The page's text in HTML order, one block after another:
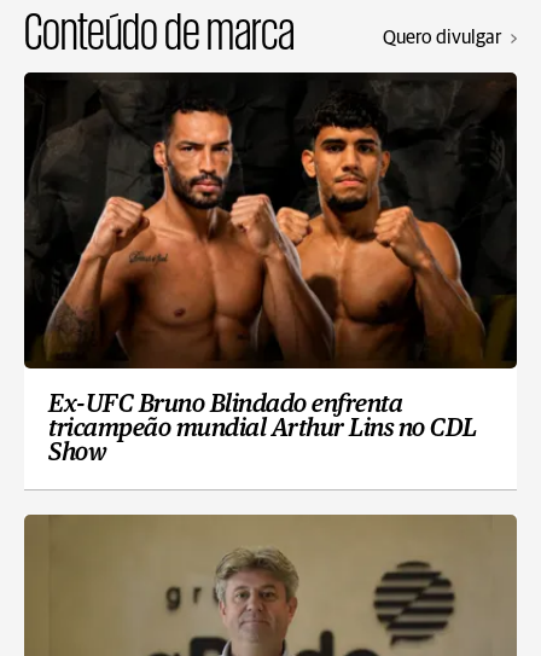
Conteúdo de marca Quero divulgar
Ex-UFC Bruno Blindado enfrenta
tricampeão mundial Arthur Lins no CDL
Show